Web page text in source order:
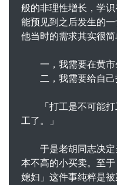
般的非理性增长，学
能预见到之后发生的一
他当时的需求其实很简
一，我需要在黄市
二，我需要给自己
「打工是不可能打
工了。」
于是老胡同志决定
本不高的小买卖。至
媳妇」这件事纯粹是